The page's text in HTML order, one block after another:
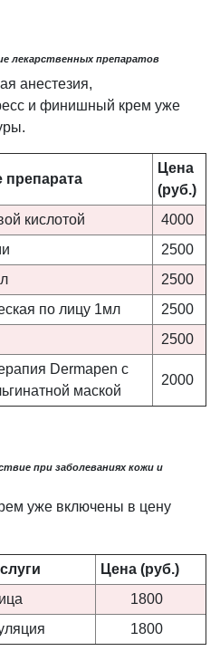
лекарственных препаратов
анестезия,
и финишный крем уже
препарата
Цена
(руб.)
кислотой
4000
2500
2500
по лицу 1мл
2500
2500
Dermapen с
маской
2000
при заболеваниях кожи и
уже включены в цену
Цена (руб.)
1800
1800